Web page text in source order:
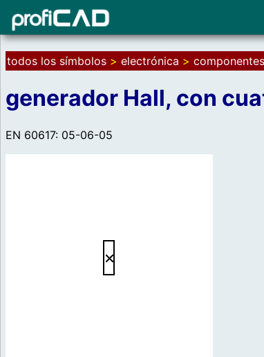
todos los símbolos > electrónica >
generador Hall, con
EN 60617: 05-06-05